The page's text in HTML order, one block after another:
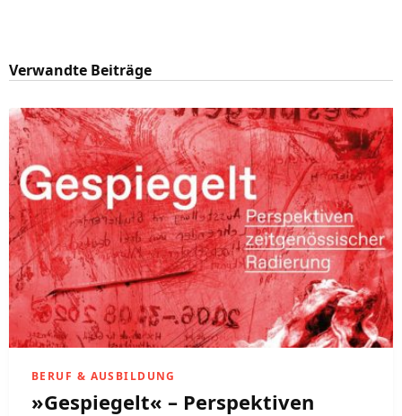
Verwandte Beiträge
BERUF & AUSBILDUNG
»Gespiegelt« – Perspektiven